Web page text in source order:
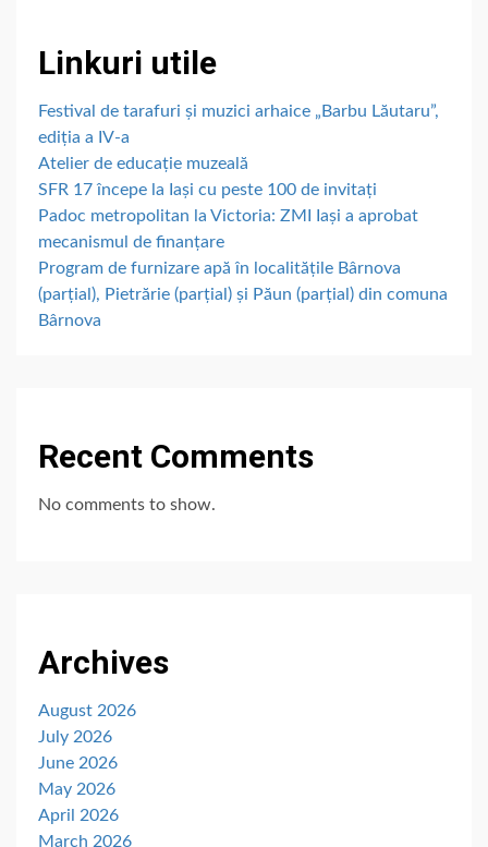
Linkuri utile
Festival de tarafuri și muzici arhaice „Barbu Lăutaru”,
ediția a IV-a
Atelier de educație muzeală
SFR 17 începe la Iași cu peste 100 de invitați
Padoc metropolitan la Victoria: ZMI Iași a aprobat
mecanismul de finanțare
Program de furnizare apă în localitățile Bârnova
(parțial), Pietrărie (parțial) și Păun (parțial) din comuna
Bârnova
Recent Comments
No comments to show.
Archives
August 2026
July 2026
June 2026
May 2026
April 2026
March 2026